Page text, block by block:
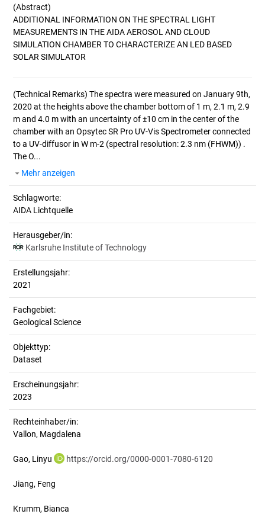
(Abstract)
ADDITIONAL INFORMATION ON THE SPECTRAL LIGHT
MEASUREMENTS IN THE AIDA AEROSOL AND CLOUD
SIMULATION CHAMBER TO CHARACTERIZE AN LED BASED
(Technical Remarks) The spectra were measured on January 9th,
2020 at the heights above the chamber bottom of 1 m, 2.1 m, 2.9
m and 4.0 m with an uncertainty of ±10 cm in the center of the
chamber with an Opsytec SR Pro UV-Vis Spectrometer connected
to a UV-diffusor in W m-2 (spectral resolution: 2.3 nm (FHWM)) .
The O...
Mehr anzeigen
Schlagworte:
AIDA Lichtquelle
Herausgeber/in:
Karlsruhe Institute of Technology
Erstellungsjahr:
2021
Fachgebiet:
Geological Science
Objekttyp:
Dataset
Erscheinungsjahr:
2023
Rechteinhaber/in:
Vallon, Magdalena
Gao, Linyu https://orcid.org/0000-0001-7080-6120
Jiang, Feng
Krumm, Bianca